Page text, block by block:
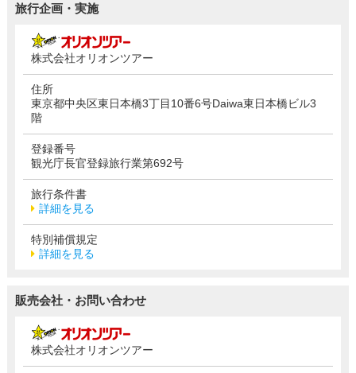
旅行企画・実施
株式会社オリオンツアー
住所
東京都中央区東日本橋3丁目10番6号Daiwa東日本橋ビル3
階
登録番号
観光庁長官登録旅行業第692号
旅行条件書
詳細を見る
特別補償規定
詳細を見る
販売会社・お問い合わせ
株式会社オリオンツアー